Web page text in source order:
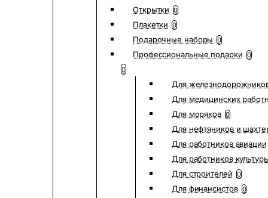
Открытки 0
Плакетки 0
Подарочные наборы 0
Профессиональные подарки 0
Для
Для медицинских
Для моряков 0
Для нефтяников и
Для работников авиации
Для работников
Для строителей 0
Для финансистов 0